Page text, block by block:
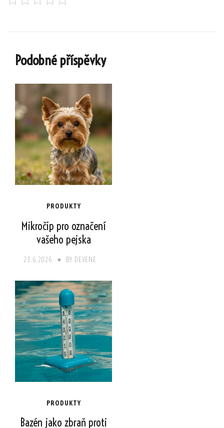
Podobné příspěvky
PRODUKTY
Mikročip pro označení
vašeho pejska
23.6.2026 BY DEVENE
PRODUKTY
Bazén jako zbraň proti